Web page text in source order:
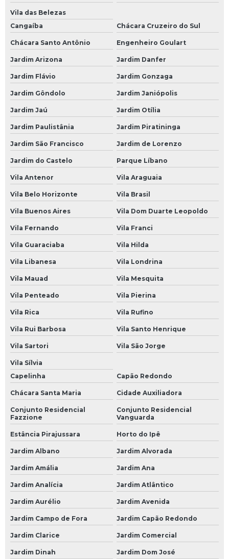
Oficina Mecânica 24 Horas Automotiva
Oficina Mecânica 24h
Oficina Mecânica Aberta
Oficina Mecânica Aberta Agora
Oficina Mecânica Alinhamento e Balanceamento
Oficina Mecânica Ar Condicionado
Oficina Mecânica Automotiva 24 Horas
Oficina Mecânica Câmbio Automático
Oficina Mecânica Carros
Oficina Mecânica Chevrolet
Oficina Mecânica de Ar Condicionado Automotivo
Oficina Mecânica de Automóveis
Oficina Mecânica de Carros
Oficina Mecânica de Motos
Oficina Mecânica Elétrica
Oficina Mecânica Elétrica Carros
Oficina Mecânica Especializada em Câmbio Automático
Oficina Mecânica Ford
Oficina Mecânica Hyundai
Oficina Mecânica Injeção Eletrônica
Oficina Mecânica Mercedes Benz
Oficina Mecânica Motos
Oficina Mecânica Peugeot
Oficina Mecânica Renault
Oficina Mecânica Suspensão
Oficina Mecânica Volkswagen
Oficinas Mecânicas 24 Horas
Mecânica 24 Horas
Mecânica 24 Horas SP
Vila das Belezas
Cangaíba
Chácara Cruzeiro do Sul
Chácara Santo Antônio Engenheiro Goulart
Jardim Arizona Jardim Danfer
Jardim Flávio Jardim Gonzaga
Jardim Gôndolo Jardim Janiópolis
Jardim Jaú Jardim Otília
Jardim Paulistânia Jardim Piratininga
Jardim São Francisco Jardim de Lorenzo
Jardim do Castelo Parque Líbano
Vila Antenor Vila Araguaia
Vila Belo Horizonte Vila Brasil
Vila Buenos Aires Vila Dom Duarte Leopoldo
Vila Fernando Vila Franci
Vila Guaraciaba Vila Hilda
Vila Libanesa Vila Londrina
Vila Mauad Vila Mesquita
Vila Penteado Vila Pierina
Vila Rica Vila Rufino
Vila Rui Barbosa Vila Santo Henrique
Vila Sartori Vila São Jorge
Vila Sílvia
Capelinha
Capão Redondo
Chácara Santa Maria Cidade Auxiliadora
Conjunto Residencial
Fazzione
Conjunto Residencial
Vanguarda
Estância Pirajussara Horto do Ipê
Jardim Albano Jardim Alvorada
Jardim Amália Jardim Ana
Jardim Analícia Jardim Atlântico
Jardim Aurélio Jardim Avenida
Jardim Campo de Fora Jardim Capão Redondo
Jardim Clarice Jardim Comercial
Jardim Dinah Jardim Dom José